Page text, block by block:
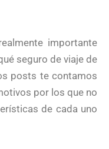
importante
seguro de viaje de
posts te contamos
por los que no
de cada uno